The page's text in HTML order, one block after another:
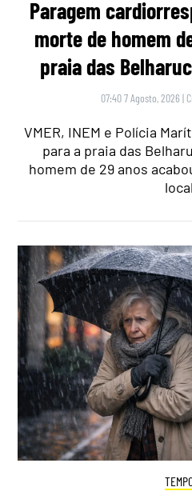
Paragem
morte de homem
praia das
07:40 7 Agosto, 2026 |
VMER, INEM e Polícia
para a praia das
homem de 29 anos
local